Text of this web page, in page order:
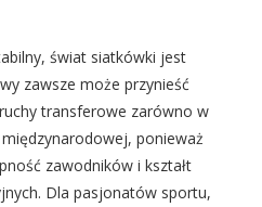
świat siatkówki jest
zawsze może przynieść
transferowe zarówno w
ponieważ
zawodników i kształt
Dla pasjonatów sportu,